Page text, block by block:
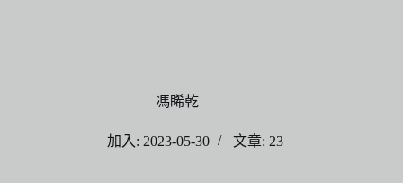
馮睎乾
加入: 2023-05-30 文章: 23